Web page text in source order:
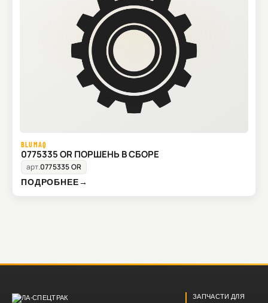
BLUMAQ
0775335 OR ПОРШЕНЬ В СБОРЕ
арт.0775335 OR
ПОДРОБНЕЕ→
ЗАПЧАСТИ ДЛЯ